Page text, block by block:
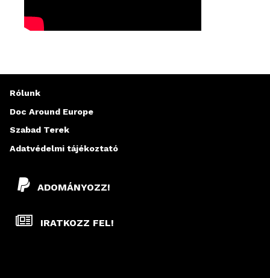
ADOMÁNYOZZ!
IRATKOZZ FEL!
Rólunk
Doc Around Europe
Szabad Terek
Adatvédelmi tájékoztató